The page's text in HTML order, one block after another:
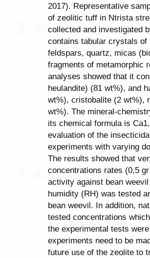
2017). Representative
of zeolitic tuff in Ntrista
collected and investigated
contains tabular crystals
feldspars, quartz, micas
fragments of metamorphic
analyses showed that it
heulandite) (81 wt%), and
wt%), cristobalite (2 wt%),
wt%). The mineral-
its chemical formula is
evaluation of the
experiments with varying
The results showed that
concentrations rates (0,5
activity against bean
humidity (RH) was tested
bean weevil. In addition,
tested concentrations
the experimental tests
experiments need to be
future use of the zeolite to